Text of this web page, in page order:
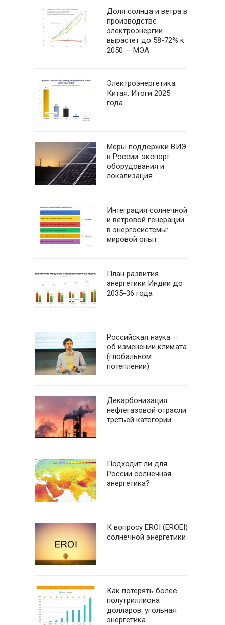
Доля солнца и ветра в
производстве
электроэнергии
вырастет до 58-72% к
2050 — МЭА
Электроэнергетика
Китая. Итоги 2025
года
Меры поддержки ВИЭ
в России: экспорт
оборудования и
локализация
Интеграция солнечной
и ветровой генерации
в энергосистемы:
мировой опыт
План развития
энергетики Индии до
2035-36 года
Российская наука —
об изменении климата
(глобальном
потеплении)
Декарбонизация
нефтегазовой отрасли
третьей категории
Подходит ли для
России солнечная
энергетика?
К вопросу EROI (EROEI)
солнечной энергетики
Как потерять более
полутриллиона
долларов: угольная
энергетика